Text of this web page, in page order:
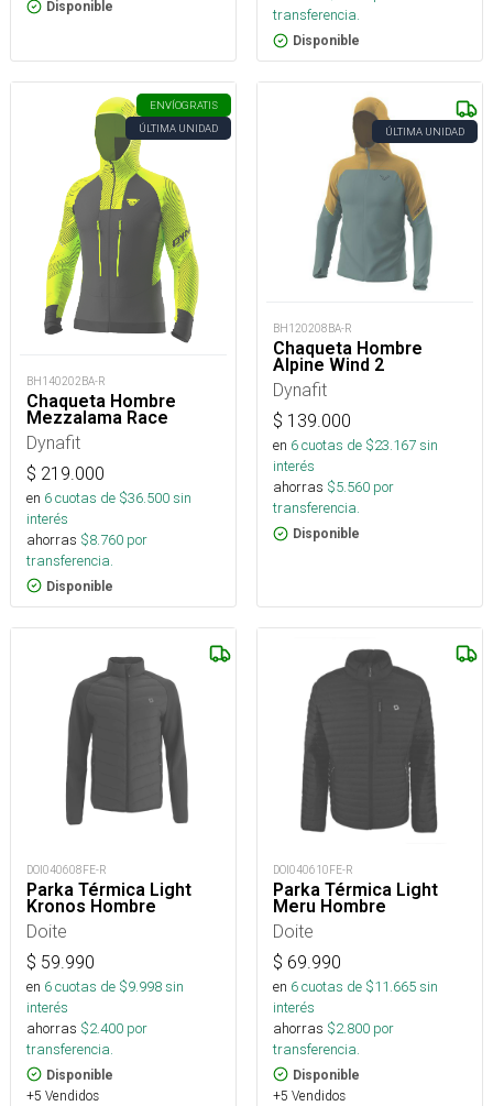
Disponible
transferencia.
Disponible
ENVÍOGRATIS
ÚLTIMA UNIDAD
BH140202BA-R
Chaqueta Hombre
Mezzalama Race
Dynafit
$ 219.000
en 6cuotas de $36.500sin
interés
ahorras $8.760 por
transferencia.
Disponible
ÚLTIMA UNIDAD
BH120208BA-R
Chaqueta Hombre
Alpine Wind 2
Dynafit
$ 139.000
en 6cuotas de $23.167sin
interés
ahorras $5.560 por
transferencia.
Disponible
DOI040608FE-R
Parka Térmica Light
Kronos Hombre
Doite
$ 59.990
en 6cuotas de $9.998sin
interés
ahorras $2.400 por
transferencia.
Disponible
+5 Vendidos
DOI040610FE-R
Parka Térmica Light
Meru Hombre
Doite
$ 69.990
en 6cuotas de $11.665sin
interés
ahorras $2.800 por
transferencia.
Disponible
+5 Vendidos